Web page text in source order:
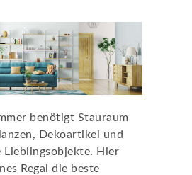
benötigt Stauraum
Dekoartikel und
Lieblingsobjekte. Hier
Regal die beste